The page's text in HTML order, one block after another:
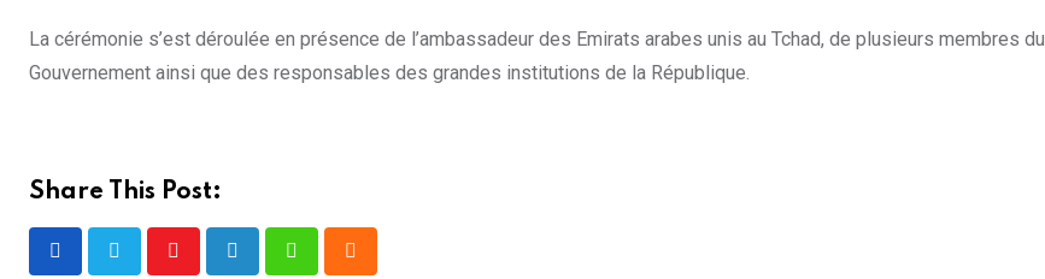
La cérémonie s’est déroulée en présence de l’ambassadeur des Emirats arabes unis au Tchad, de plusieurs membres du
Gouvernement ainsi que des responsables des grandes institutions de la République.
Share This Post: